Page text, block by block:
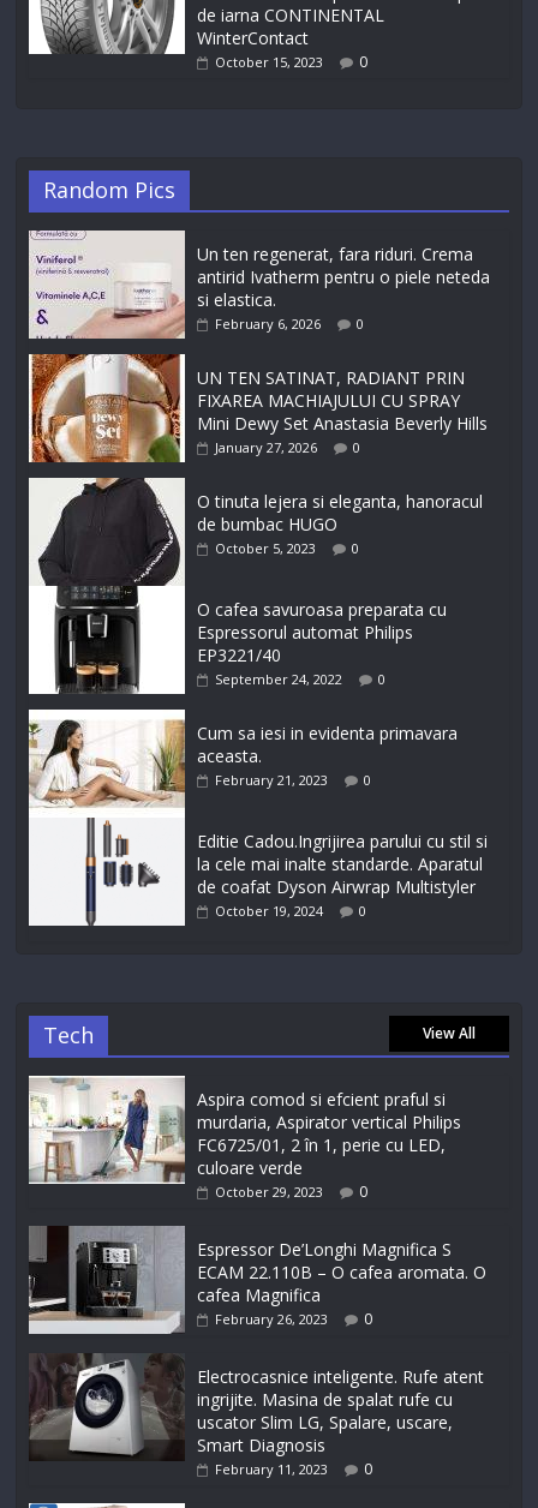
de iarna CONTINENTAL
WinterContact
October 15, 2023 0
Random Pics
Un ten regenerat, fara riduri. Crema
antirid Ivatherm pentru o piele neteda
si elastica.
February 6, 2026 0
UN TEN SATINAT, RADIANT PRIN
FIXAREA MACHIAJULUI CU SPRAY
Mini Dewy Set Anastasia Beverly Hills
January 27, 2026 0
O tinuta lejera si eleganta, hanoracul
de bumbac HUGO
October 5, 2023 0
O cafea savuroasa preparata cu
Espressorul automat Philips
EP3221/40
September 24, 2022 0
Cum sa iesi in evidenta primavara
aceasta.
February 21, 2023 0
Editie Cadou.Ingrijirea parului cu stil si
la cele mai inalte standarde. Aparatul
de coafat Dyson Airwrap Multistyler
October 19, 2024 0
Tech View All
Aspira comod si efcient praful si
murdaria, Aspirator vertical Philips
FC6725/01, 2 în 1, perie cu LED,
culoare verde
October 29, 2023 0
Espressor De’Longhi Magnifica S
ECAM 22.110B – O cafea aromata. O
cafea Magnifica
February 26, 2023 0
Electrocasnice inteligente. Rufe atent
ingrijite. Masina de spalat rufe cu
uscator Slim LG, Spalare, uscare,
Smart Diagnosis
February 11, 2023 0